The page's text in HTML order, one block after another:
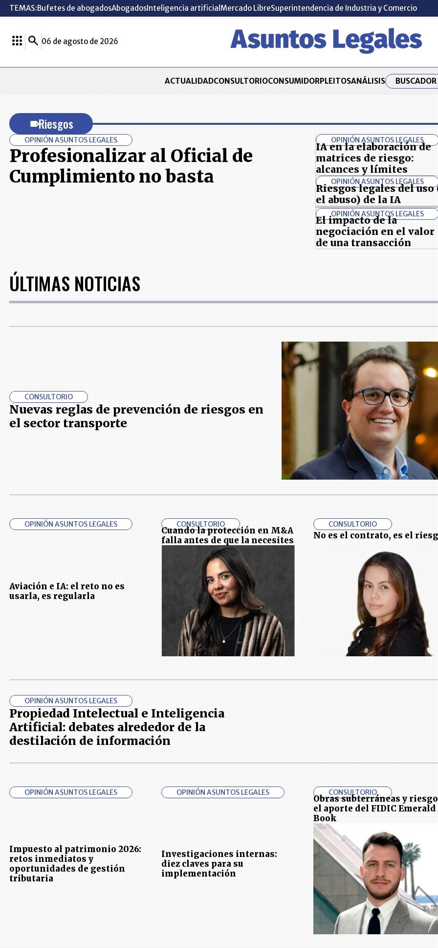
TEMAS:Bufetes de abogadosAbogadosInteligencia artificial Mercado LibreSuperintendencia de Industria y Comercio
06 de agosto de 2026
ACTUALIDADCONSULTORIOCONSUMIDORPLEITOSANÁLISIS
Riesgos
OPINIÓN ASUNTOS LEGALES
Profesionalizar al Oficial de
Cumplimiento no basta
OPINIÓN ASUNTOS LEGALES
IA en la elaboración de
matrices de riesgo:
alcances y límites
OPINIÓN ASUNTOS LEGALES
Riesgos legales del uso
el abuso) de la IA
OPINIÓN ASUNTOS LEGALES
El impacto de la
negociación en el valor
de una transacción
ÚLTIMAS NOTICIAS
CONSULTORIO
Nuevas reglas de prevención de riesgos en
el sector transporte
OPINIÓN ASUNTOS LEGALES
Aviación e IA: el reto no es
usarla, es regularla
CONSULTORIO
Cuando la protección en M&A
falla antes de que la necesites
CONSULTORIO
No es el contrato, es el
OPINIÓN ASUNTOS LEGALES
Propiedad Intelectual e Inteligencia
Artificial: debates alrededor de la
destilación de información
OPINIÓN ASUNTOS LEGALES
Impuesto al patrimonio 2026:
retos inmediatos y
oportunidades de gestión
tributaria
OPINIÓN ASUNTOS LEGALES
Investigaciones internas:
diez claves para su
implementación
CONSULTORIO
Obras subterráneas y
el aporte del FIDIC Emerald
Book